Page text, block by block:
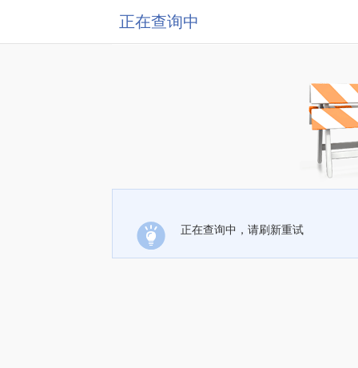
正在查询中
正在查询中，请刷新重试